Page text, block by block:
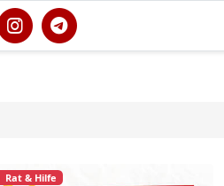
Rat & Hilfe